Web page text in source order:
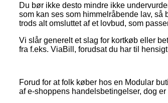
Du bør ikke desto mindre ikke
som kan ses som himmelråbende lav,
trods alt omsluttet af et lovbud, som
Vi slår generelt et slag for kortkøb eller
fra f.eks. ViaBill, forudsat du har til
Forud for at folk køber hos en Modular
af e-shoppens handelsbetingelser, dog